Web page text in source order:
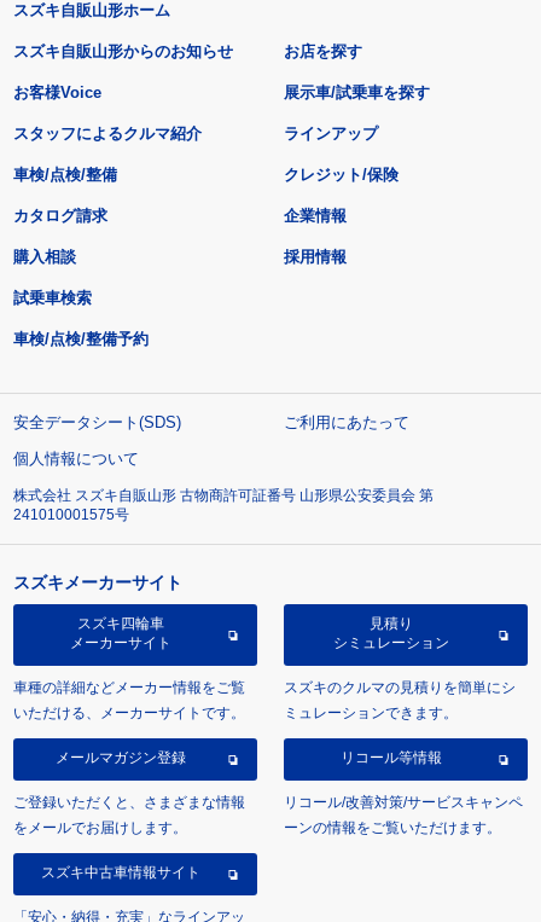
スズキ自販山形ホーム
スズキ自販山形からのお知らせ
お客様Voice
スタッフによるクルマ紹介
お店を探す
展示車/試乗車を探す
ラインアップ
車検/点検/整備 クレジット/保険
カタログ請求
購入相談
試乗車検索
車検/点検/整備予約
企業情報
採用情報
安全データシート(SDS)
ご利用にあたって
個人情報について
株式会社 スズキ自販山形 古物商許可証番号 山形県公安委員会 第
241010001575号
スズキメーカーサイト
スズキ四輪車
メーカーサイト
車種の詳細などメーカー情報をご覧
いただける、メーカーサイトです。
見積り
シミュレーション
スズキのクルマの見積りを簡単にシ
ミュレーションできます。
メールマガジン登録
ご登録いただくと、さまざまな情報
をメールでお届けします。
リコール等情報
リコール/改善対策/サービスキャンペ
ーンの情報をご覧いただけます。
スズキ中古車情報サイト
「安心・納得・充実」なラインアッ